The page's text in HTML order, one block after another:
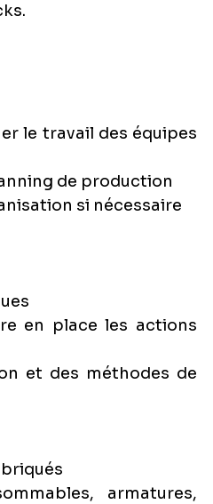
le travail des équipes
de production
si nécessaire
en place les actions
et des méthodes de
armatures,